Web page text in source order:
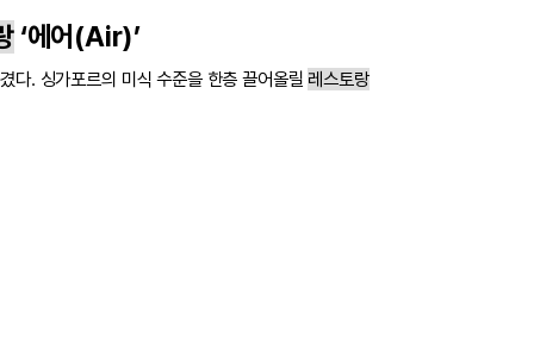
‘에어(Air)’
다. 싱가포르의 미식 수준을 한층 끌어올릴 레스토랑